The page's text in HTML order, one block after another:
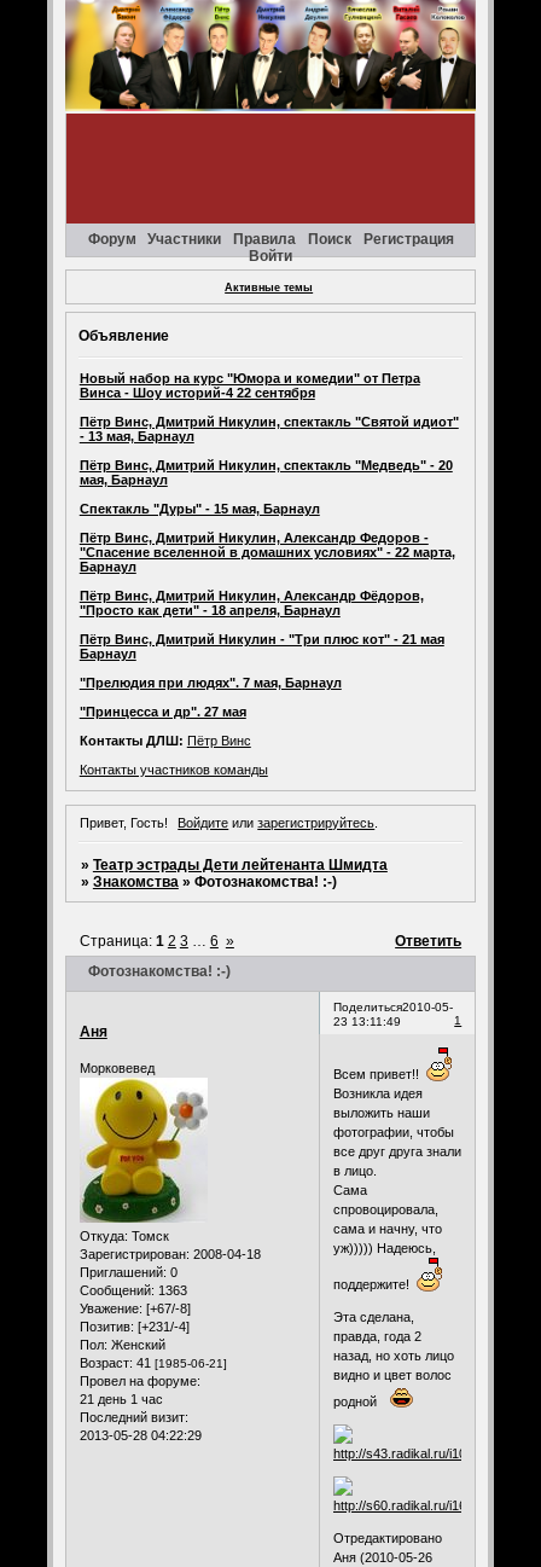
Форум Участники Правила Поиск
Регистрация
Войти
Активные темы
Объявление
Новый набор на курс "Юмора и комедии" от Петра
Винса - Шоу историй-4 22 сентября
Пётр Винс, Дмитрий Никулин, спектакль "Святой идиот"
- 13 мая, Барнаул
Пётр Винс, Дмитрий Никулин, спектакль "Медведь" - 20
мая, Барнаул
Спектакль "Дуры" - 15 мая, Барнаул
Пётр Винс, Дмитрий Никулин, Александр Федоров -
"Спасение вселенной в домашних условиях" - 22 марта,
Барнаул
Пётр Винс, Дмитрий Никулин, Александр Фёдоров,
"Просто как дети" - 18 апреля, Барнаул
Пётр Винс, Дмитрий Никулин - "Три плюс кот" - 21 мая
Барнаул
"Прелюдия при людях". 7 мая, Барнаул
"Принцесса и др". 27 мая
Контакты ДЛШ: Пётр Винс
Контакты участников команды
Привет, Гость! Войдите илизарегистрируйтесь.
» Театр эстрады Дети лейтенанта Шмидта
» Знакомства » Фотознакомства! :-)
Фотознакомства! :-)
Страница: 1 2 3 … 6 » Ответить
Поделиться
1
2010-05-
23 13:11:49
Аня
Морковевед
Откуда: Томск
Зарегистрирован: 2008-04-18
Приглашений: 0
Сообщений: 1363
Уважение: [+67/-8]
Позитив: [+231/-4]
Пол: Женский
Возраст: 41 [1985-06-21]
Провел на форуме:
21 день 1 час
Последний визит:
2013-05-28 04:22:29
Всем привет!!
Возникла идея
выложить наши
фотографии, чтобы
все друг друга знали
в лицо.
Сама
спровоцировала,
сама и начну, что
уж))))) Надеюсь,
поддержите!
Эта сделана,
правда, года 2
назад, но хоть лицо
видно и цвет волос
родной
Отредактировано
Аня (2010-05-26